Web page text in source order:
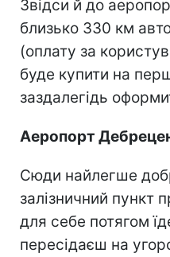
Звідси й до
близько 330 км
(оплату за
буде купити на
заздалегідь
Аеропорт
Сюди найлегше
залізничний пункт
для себе потягом
пересідаєш на